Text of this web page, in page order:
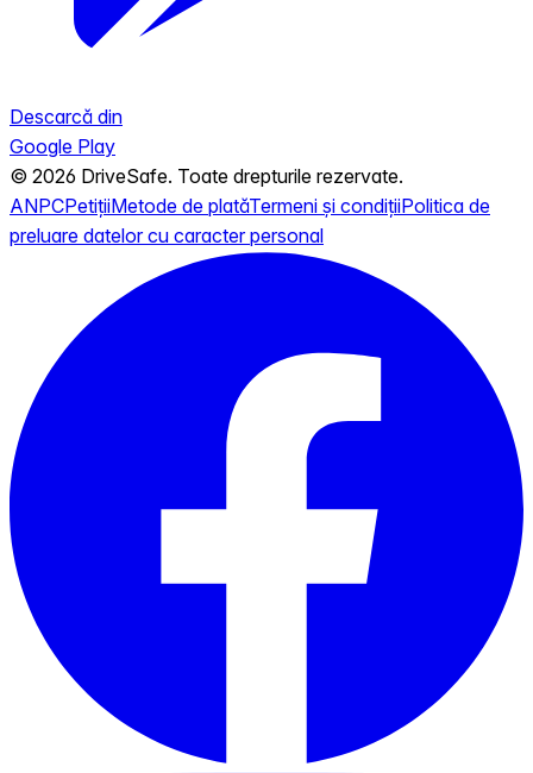
Descarcă din
Google Play
© 2026 DriveSafe. Toate drepturile rezervate.
ANPCPetițiiMetode de platăTermeni și condițiiPolitica de
preluare datelor cu caracter personal